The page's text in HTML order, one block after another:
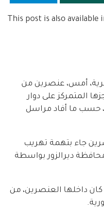
This post is also available
أمس، عنصرين من
المتمركز على دوار
حسب ما أفاد مراسل
جاء بتهمة تهريب
ديرالزور بواسطة
داخلها العنصرين، من